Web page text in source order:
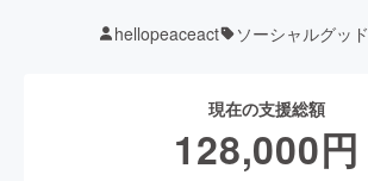
hellopeaceact ソーシャルグッド
現在の支援総額
128,000円